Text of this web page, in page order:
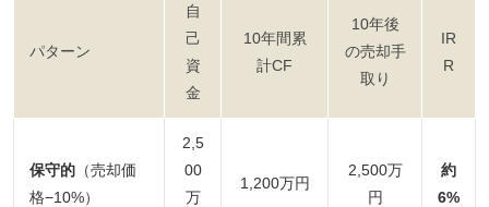
パターン
自
己
資
金
10年間累
計CF
10年後
の売却手
取り
IR
R
保守的 （売却価
格−10%）
2,5
00
万
1,200万円
2,500万
円
約
6%